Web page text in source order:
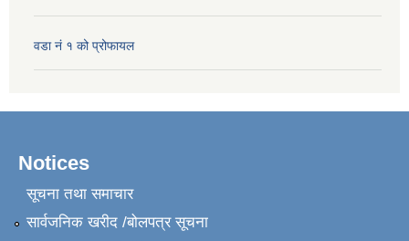
वडा नं १ को प्रोफायल
Notices
सूचना तथा समाचार
सार्वजनिक खरीद /बोलपत्र सूचना